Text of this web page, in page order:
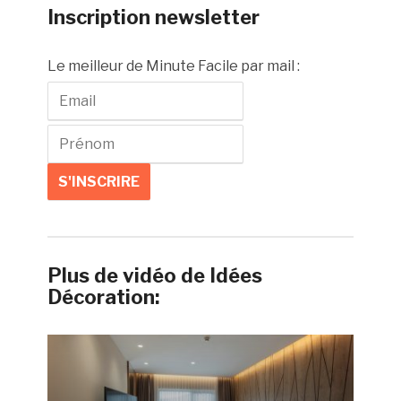
Inscription newsletter
Le meilleur de Minute Facile par mail :
Plus de vidéo de Idées
Décoration: